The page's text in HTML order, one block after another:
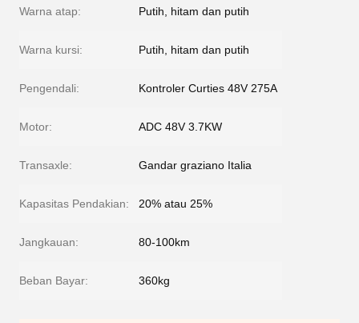
Warna atap: Putih, hitam dan putih
Warna kursi: Putih, hitam dan putih
Pengendali: Kontroler Curties 48V 275A
Motor: ADC 48V 3.7KW
Transaxle: Gandar graziano Italia
Kapasitas Pendakian: 20% atau 25%
Jangkauan: 80-100km
Beban Bayar: 360kg